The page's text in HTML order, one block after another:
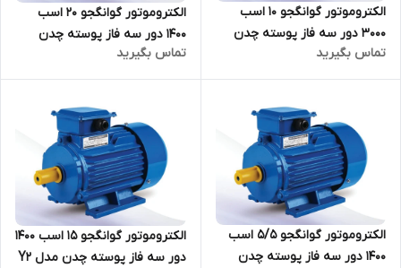
الکتروموتور گوانگجو 10 اسب
3000 دور سه فاز پوسته چدن
مدل Y2 ترمینال بالا
تماس بگیرید
الکتروموتور گوانگجو 20 اسب
1400 دور سه فاز پوسته چدن
مدل Y2 ترمینال بالا
تماس بگیرید
الکتروموتور گوانگجو 5/5 اسب
1400 دور سه فاز پوسته چدن
الکتروموتور گوانگجو 15 اسب 1400
دور سه فاز پوسته چدن مدل Y2